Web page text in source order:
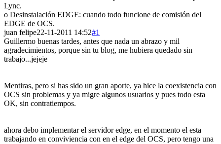
Lync.
o Desinstalación EDGE: cuando todo funcione de comisión del
EDGE de OCS.
juan felipe22-11-2011 14:52#1
Guillermo buenas tardes, antes que nada un abrazo y mil
agradecimientos, porque sin tu blog, me hubiera quedado sin
trabajo...jejeje
Mentiras, pero si has sido un gran aporte, ya hice la coexistencia con
OCS sin problemas y ya migre algunos usuarios y pues todo esta
OK, sin contratiempos.
ahora debo implementar el servidor edge, en el momento el esta
trabajando en conviviencia con en el edge del OCS, pero tengo una